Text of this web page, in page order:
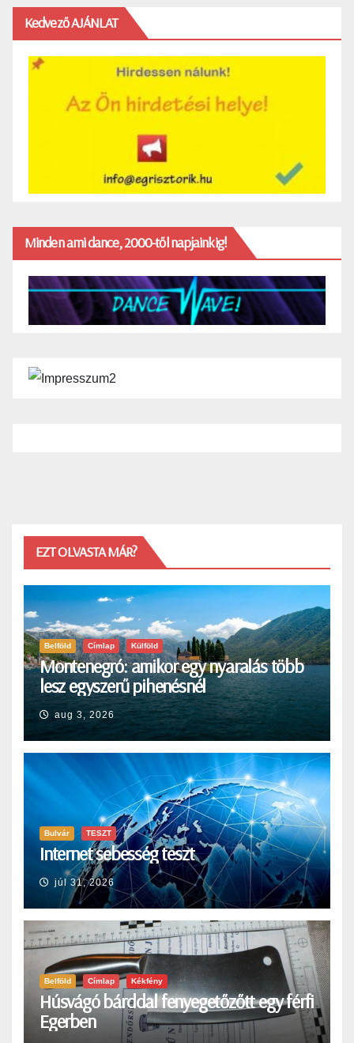
Kedvező AJÁNLAT
Minden ami dance, 2000-től napjainkig!
EZT OLVASTA MÁR?
Belföld Címlap Külföld
Montenegró: amikor egy nyaralás több
lesz egyszerű pihenésnél
aug 3, 2026
Bulvár TESZT
Internet sebesség teszt
júl 31, 2026
Belföld Címlap Kékfény
Húsvágó bárddal fenyegetőzőtt egy férfi
Egerben